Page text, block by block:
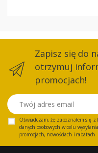
Zapisz się do
otrzymuj
promocjach!
Twój adres email
Oświadczam, że zapoznałem się z
danych osobowych w celu
promocjach, nowościach i rabatach